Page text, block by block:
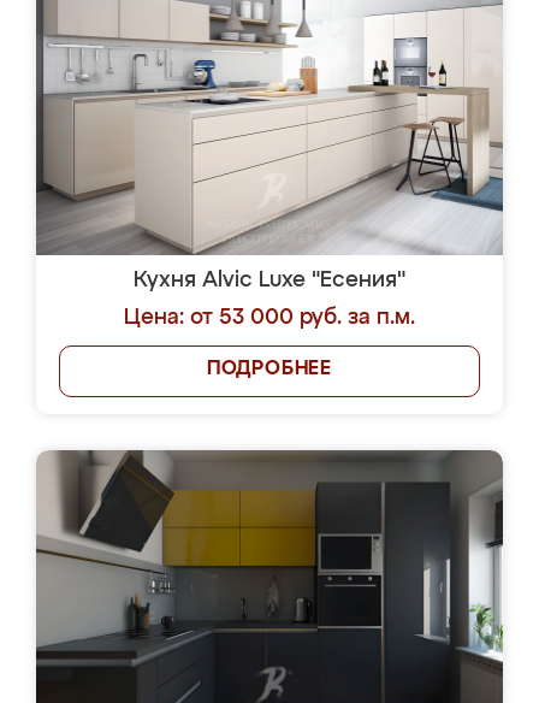
Кухня Alvic Luxe "Есения"
Цена: от 53 000 руб. за п.м.
ПОДРОБНЕЕ